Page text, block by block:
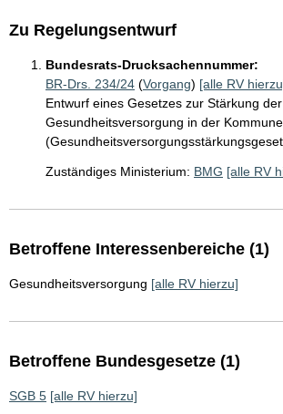
Zu Regelungsentwurf
Bundesrats-Drucksachennummer:
BR-Drs. 234/24 (Vorgang) [alle RV
Entwurf eines Gesetzes zur Stärkung der
Gesundheitsversorgung in der Kommune
Zuständiges Ministerium: BMG [alle RV
Betroffene Interessenbereiche (1)
Gesundheitsversorgung [alle RV hierzu]
Betroffene Bundesgesetze (1)
SGB 5 [alle RV hierzu]